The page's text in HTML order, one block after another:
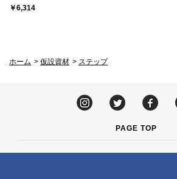
￥6,314
ホーム > 仮設資材 > ステップ
PAGE TOP